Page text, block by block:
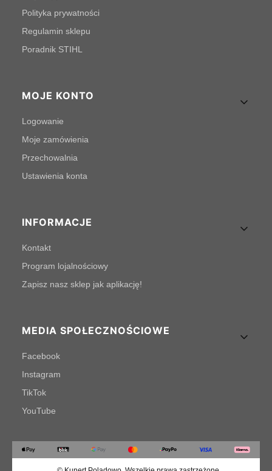
Polityka prywatności
Regulamin sklepu
Poradnik STIHL
MOJE KONTO
Logowanie
Moje zamówienia
Przechowalnia
Ustawienia konta
INFORMACJE
Kontakt
Program lojalnościowy
Zapisz nasz sklep jak aplikację!
MEDIA SPOŁECZNOŚCIOWE
Facebook
Instagram
TikTok
YouTube